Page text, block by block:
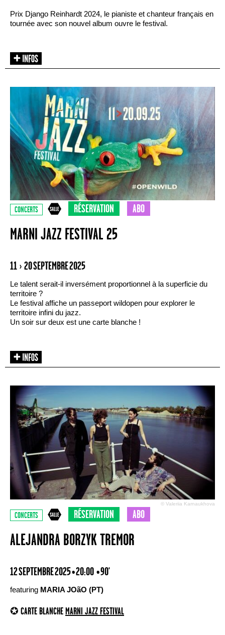
Prix Django Reinhardt 2024, le pianiste et chanteur français en
tournée avec son nouvel album ouvre le festival.
CONCERTS RÉSERVATION ABO
MARNI JAZZ FESTIVAL 25
11 › 20 SEPTEMBRE 2025
Le talent serait-il inversément proportionnel à la superficie du
territoire ?
Le festival affiche un passeport wildopen pour explorer le
territoire infini du jazz.
Un soir sur deux est une carte blanche !
© Valeriia Karnaukhova
CONCERTS RÉSERVATION ABO
ALEJANDRA BORZYK TREMOR
12 SEPTEMBRE 2025 • 20:00 • 90'
featuring MARIA JOãO (PT)
✪ CARTE BLANCHE MARNI JAZZ FESTIVAL